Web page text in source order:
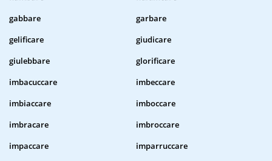
gabbare
garbare
gelificare
giudicare
giulebbare
glorificare
imbacuccare
imbeccare
imbiaccare
imboccare
imbracare
imbroccare
impaccare
imparruccare